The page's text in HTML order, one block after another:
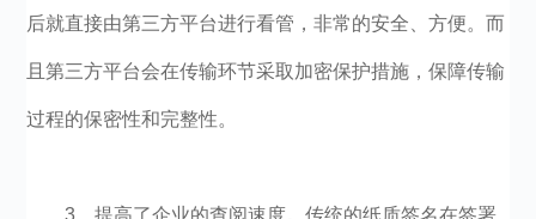
后就直接由第三方平台进行看管，非常的安全、方便。而
且第三方平台会在传输环节采取加密保护措施，保障传输
过程的保密性和完整性。
3、提高了企业的查阅速度。传统的纸质签名在签署